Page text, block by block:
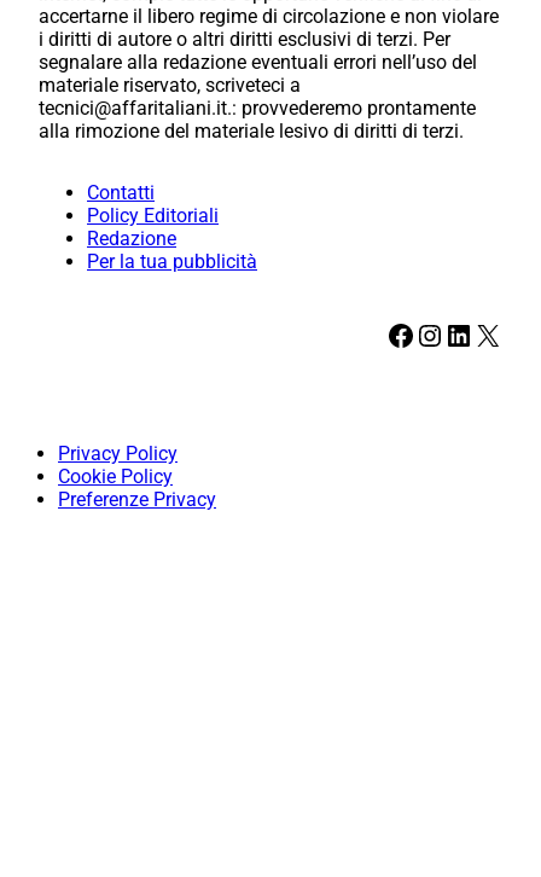
accertarne il libero regime di circolazione e non violare
i diritti di autore o altri diritti esclusivi di terzi. Per
segnalare alla redazione eventuali errori nell’uso del
materiale riservato, scriveteci a
tecnici@affaritaliani.it.: provvederemo prontamente
alla rimozione del materiale lesivo di diritti di terzi.
Contatti
Policy Editoriali
Redazione
Per la tua pubblicità
Facebook Instagram LinkedIn X
Privacy Policy
Cookie Policy
Preferenze Privacy